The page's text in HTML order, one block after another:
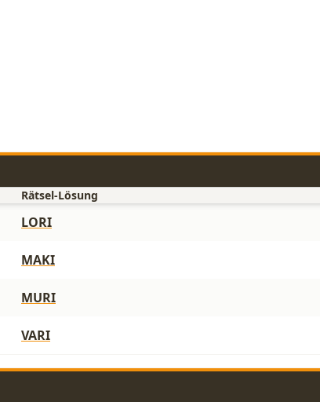
Rätsel-Lösung
LORI
MAKI
MURI
VARI